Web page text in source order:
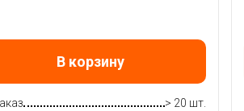
В корзину
> 20 шт.